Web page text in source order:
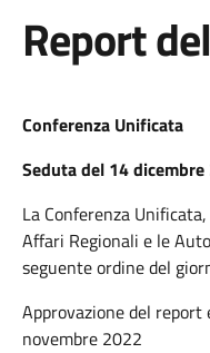
Report
Conferenza Unificata
Seduta del 14 dicembre
La Conferenza
Affari Regionali e le
seguente ordine del
Approvazione del
novembre 2022